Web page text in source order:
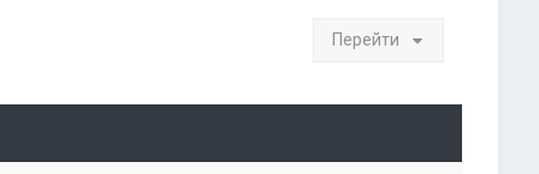
Перейти